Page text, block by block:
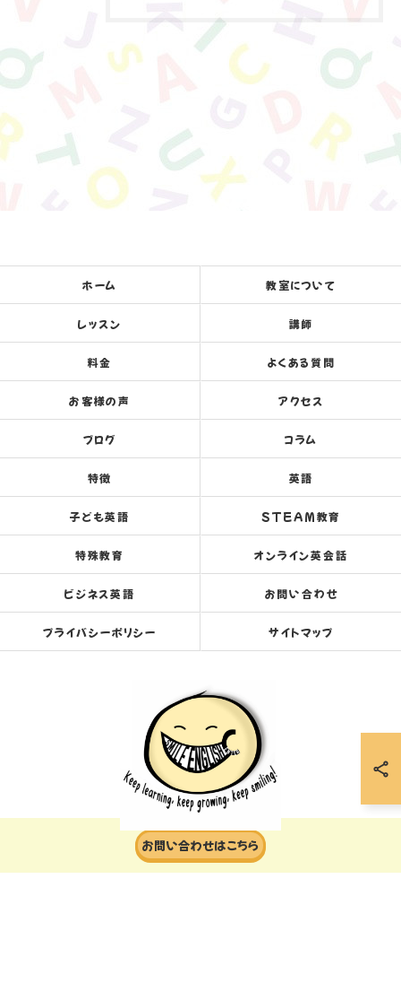
お問い合わせはこちら
ホーム 教室について
レッスン 講師
料金 よくある質問
お客様の声 アクセス
ブログ コラム
特徴 英語
子ども英語 STEAM教育
特殊教育 オンライン英会話
ビジネス英語 お問い合わせ
プライバシーポリシー サイトマップ
© 2026 岐阜の英会話ならスマイルイングリッシュセンター ALL RIGHTS RESERVED.